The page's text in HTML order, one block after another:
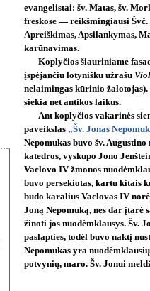
evangelistai: šv. Matas, šv.
freskose — reikšmingiausi
Apreiškimas, Apsilankymas,
karūnavimas.
Koplyčios šiauriniame
įspėjančiu lotynišku užrašu
nelaimingas kūrinio
siekia net antikos laikus.
Ant koplyčios vakarinės
paveikslas „Šv. Jonas
Nepomukas buvo šv.
katedros, vyskupo Jono
Vaclovo IV žmonos
buvo persekiotas, kartu kitais
būdo karalius Vaclovas IV
Joną Nepomuką, nes dar
žinoti jos nuodėmklausys. Šv.
paslapties, todėl buvo naktį
Nepomukas yra
potvynių, maro. Šv. Jonui